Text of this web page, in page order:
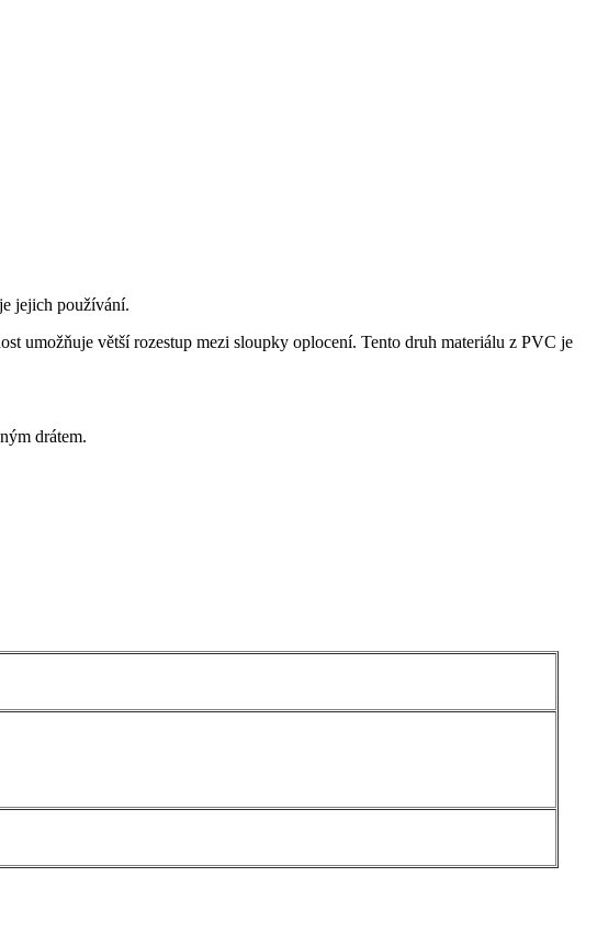
jejich používání.
umožňuje větší rozestup mezi sloupky oplocení. Tento druh materiálu z PVC je
drátem.